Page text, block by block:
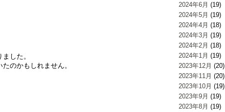
2024年6月 (19)
2024年5月 (19)
2024年4月 (18)
2024年3月 (19)
2024年2月 (18)
2024年1月 (19)
2023年12月 (20)
2023年11月 (20)
2023年10月 (19)
2023年9月 (19)
2023年8月 (19)
した。
のかもしれません。